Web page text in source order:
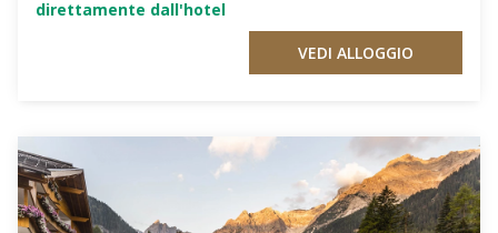
direttamente dall'hotel
VEDI ALLOGGIO